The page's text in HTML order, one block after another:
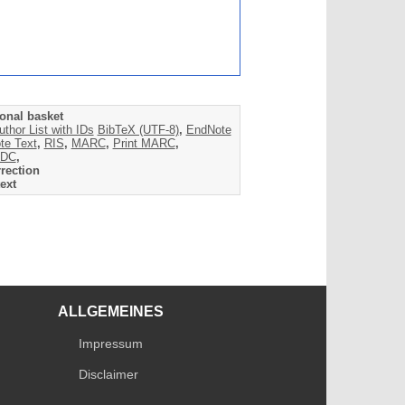
basket
List with IDs BibTeX (UTF-8), EndNote
Text, RIS, MARC, Print MARC,
DC,
ALLGEMEINES
Impressum
Disclaimer